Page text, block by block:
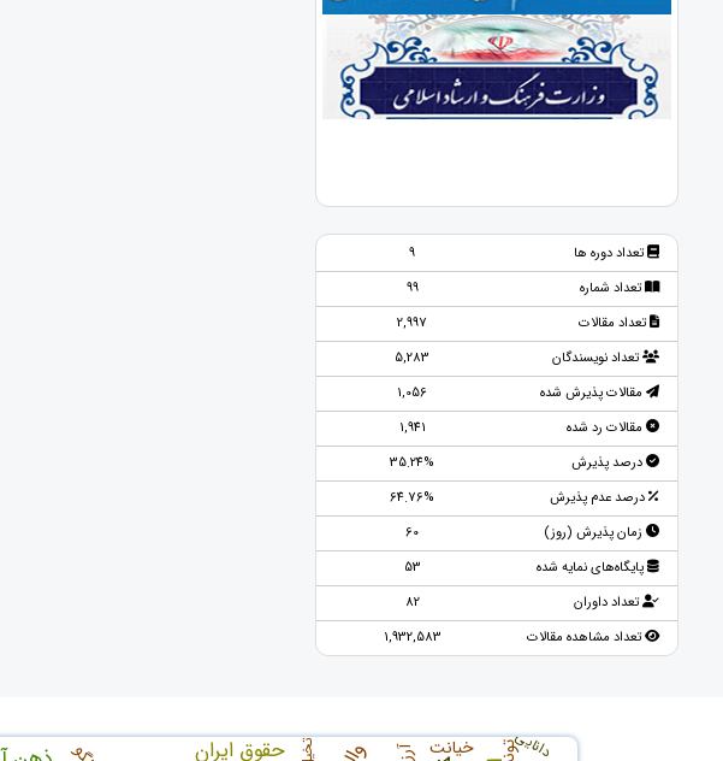
تعداد دوره ها
9
تعداد شماره
99
تعداد مقالات
2,997
تعداد نویسندگان
5,283
مقالات پذیرش شده
1,056
مقالات رد شده
1,941
درصد پذیرش
35.24%
درصد عدم پذیرش
64.76%
زمان پذیرش (روز)
60
پایگاه‌های نمایه شده
53
تعداد داوران
82
تعداد مشاهده مقالات
1,932,583
حقوق ایران خیانت آرزو دانایی تخیل